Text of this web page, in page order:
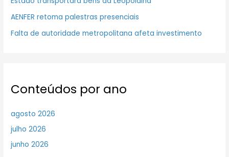
AENFER retoma palestras presenciais
Falta de autoridade metropolitana afeta investimento
Conteúdos por ano
agosto 2026
julho 2026
junho 2026